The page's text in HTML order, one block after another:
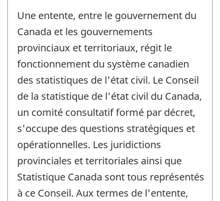
Une entente, entre le gouvernement du
Canada et les gouvernements
provinciaux et territoriaux, régit le
fonctionnement du système canadien
des statistiques de l'état civil. Le Conseil
de la statistique de l'état civil du Canada,
un comité consultatif formé par décret,
s'occupe des questions stratégiques et
opérationnelles. Les juridictions
provinciales et territoriales ainsi que
Statistique Canada sont tous représentés
à ce Conseil. Aux termes de l'entente,